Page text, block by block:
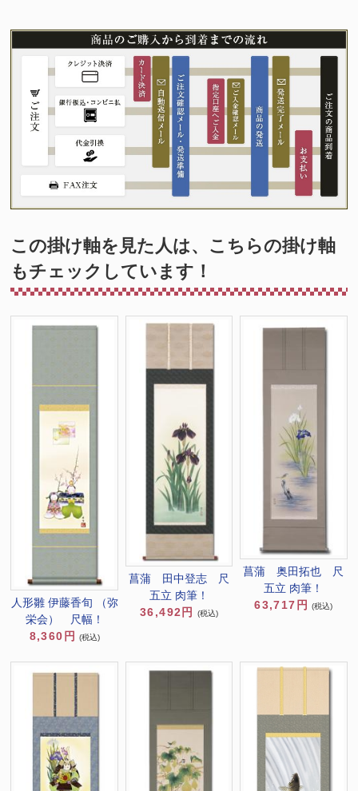
この掛け軸を見た人は、こちらの掛け軸
もチェックしています！
人形雛 伊藤香旬 （弥
栄会） 尺幅！
8,360円
(税込)
菖蒲 田中登志 尺
五立 肉筆！
36,492円
(税込)
菖蒲 奥田拓也 尺
五立 肉筆！
63,717円 (税込)